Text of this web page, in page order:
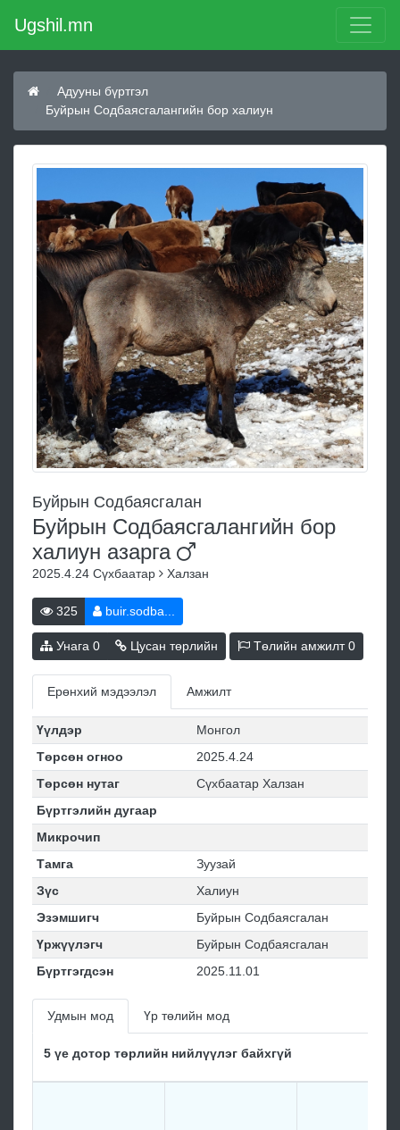
Ugshil.mn
Адууны бүртгэл
Буйрын Содбаясгалангийн бор халиун
Буйрын Содбаясгалан
Буйрын Содбаясгалангийн бор
халиун азарга
2025.4.24 Сүхбаатар Халзан
325 buir.sodba...
Унага 0 Цусан төрлийн Төлийн амжилт0
Ерөнхий мэдээлэл Амжилт
Үүлдэр
Монгол
Төрсөн огноо
2025.4.24
Төрсөн нутаг
Сүхбаатар Халзан
Бүртгэлийн дугаар
Микрочип
Тамга
Зуузай
Зүс
Халиун
Эзэмшигч
Буйрын Содбаясгалан
Үржүүлэгч
Буйрын Содбаясгалан
Бүртгэгдсэн
2025.11.01
Удмын мод Үр төлийн мод
5 үе дотор төрлийн нийлүүлэг байхгүй